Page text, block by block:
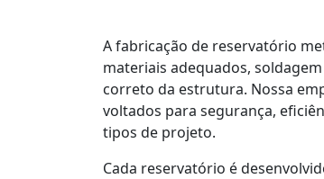
A fabricação de reservatório
materiais adequados,
correto da estrutura. Nossa
voltados para segurança,
tipos de projeto.
Cada reservatório é